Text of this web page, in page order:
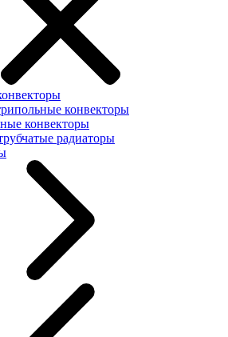
конвекторы
конвекторы
радиаторы